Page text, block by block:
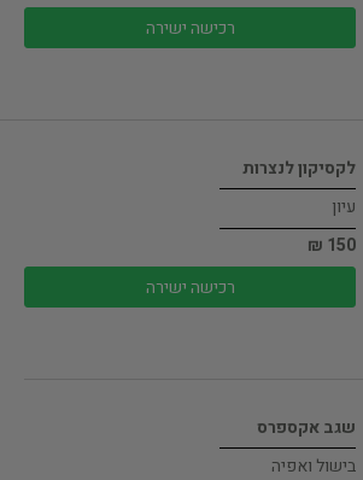
רכישה ישירה
לקסיקון לנצרות
עיון
150 ₪
רכישה ישירה
שגב אקספרס
בישול ואפיה